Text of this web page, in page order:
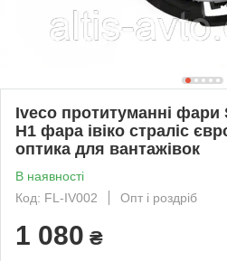
Iveco протитуманні
H1 фара івіко страліс
оптика для вантажівок
В наявності
Код: FL-IV002
Опт і роздріб
1 080 ₴